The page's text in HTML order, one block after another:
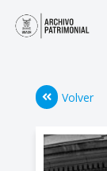
Volver